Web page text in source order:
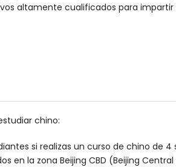
altamente cualificados para
chino:
si realizas un curso de chino de
en la zona Beijing CBD (Beijing